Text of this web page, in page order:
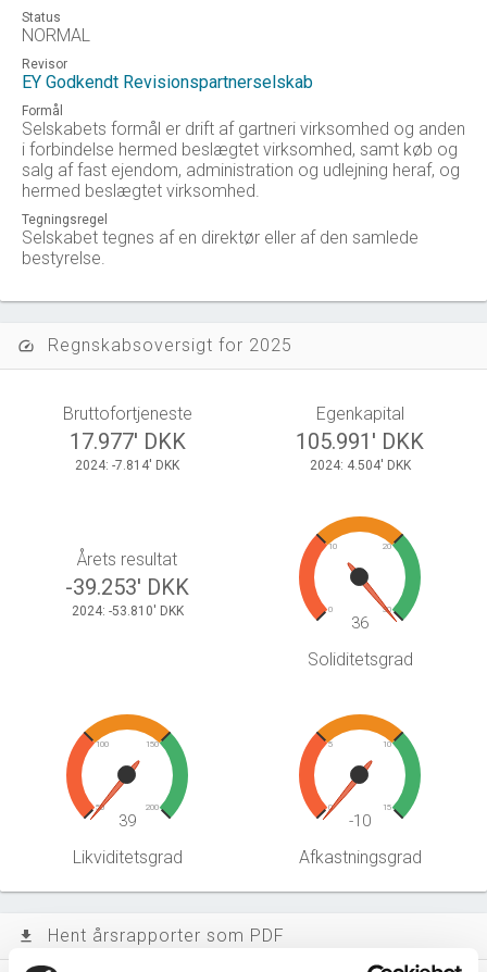
Status
NORMAL
Revisor
EY Godkendt Revisionspartnerselskab
Formål
Selskabets formål er drift af gartneri virksomhed og anden
i forbindelse hermed beslægtet virksomhed, samt køb og
salg af fast ejendom, administration og udlejning heraf, og
hermed beslægtet virksomhed.
Tegningsregel
Selskabet tegnes af en direktør eller af den samlede
bestyrelse.
speed Regnskabsoversigt for 2025
Bruttofortjeneste
17.977' DKK
2024: -7.814' DKK
Egenkapital
105.991' DKK
2024: 4.504' DKK
Årets resultat
-39.253' DKK
2024: -53.810' DKK 0
10 20
30
36
Soliditetsgrad
50
100 150
200
39
Likviditetsgrad
0
5 10
15
-10
Afkastningsgrad
file_download Hent årsrapporter som PDF